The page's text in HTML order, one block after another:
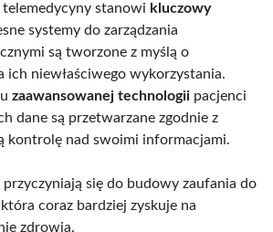
stanowi kluczowy
systemy do zarządzania
są tworzone z myślą o
ich niewłaściwego wykorzystania.
zaawansowanej technologii pacjenci
dane są przetwarzane zgodnie z
kontrolę nad swoimi informacjami.
przyczyniają się do budowy zaufania do
coraz bardziej zyskuje na
zdrowia.